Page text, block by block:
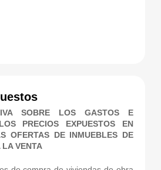
SOBRE LOS GASTOS E
PRECIOS EXPUESTOS EN
OFERTAS DE INMUEBLES DE
LA VENTA